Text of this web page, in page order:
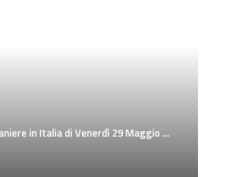
in Italia di Venerdì 29 Maggio 2026